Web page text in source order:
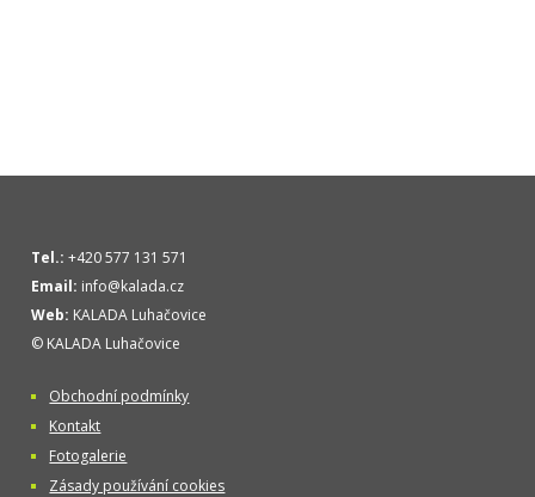
Tel.: +420 577 131 571
Email: info@kalada.cz
Web: KALADA Luhačovice
© KALADA Luhačovice
Obchodní podmínky
Kontakt
Fotogalerie
Zásady používání cookies